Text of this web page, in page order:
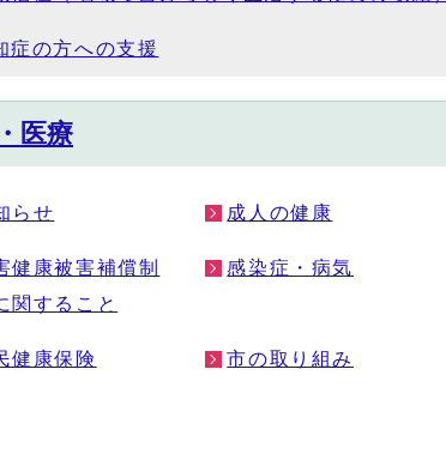
症の方への支援
医療
らせ 成人の健康
健康被害補償制
関すること
感染症・病気
健康保険 市の取り組み